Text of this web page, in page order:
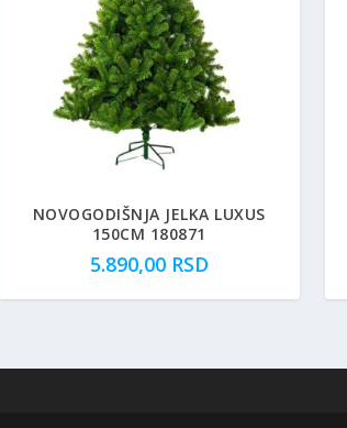
4.00
NOVOGODIŠNJA JELKA LUXUS
150CM 180871
5.890,00 RSD